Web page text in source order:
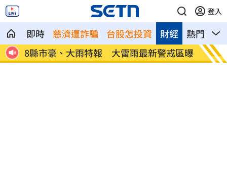
登入
即時 慈濟遭詐騙 台股怎投資 熱門 影
財經
豪、大雨特報 大雷雨最新警戒區曝 慈濟遭騙 綠營
事